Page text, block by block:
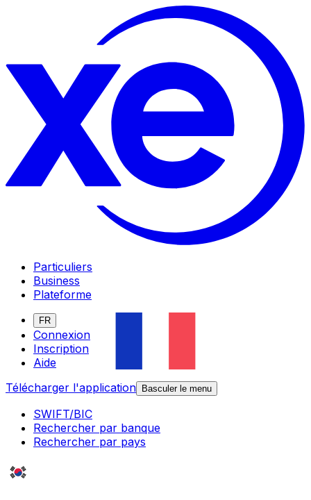
Particuliers
Business
Plateforme
FR
Connexion
Inscription
Aide
Télécharger l'application
Basculer le menu
SWIFT/BIC
Rechercher par banque
Rechercher par pays